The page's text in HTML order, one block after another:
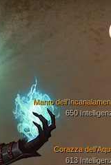
Corazza
613
Manto
650